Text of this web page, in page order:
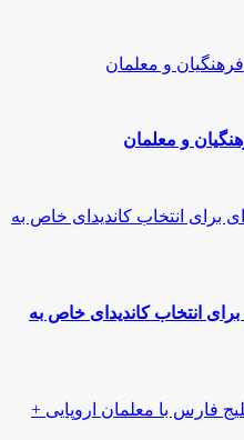
و معلمان
انتخاب کاندیدای خاص به